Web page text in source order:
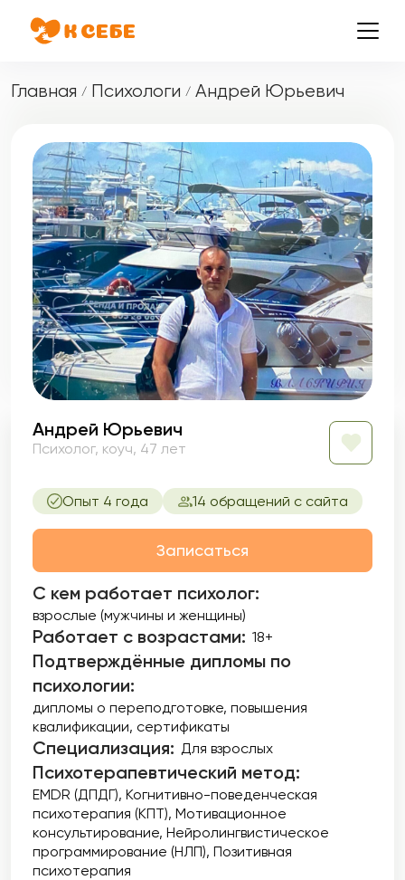
Главная / Психологи / Андрей Юрьевич
Андрей Юрьевич
Психолог, коуч, 47 лет
Опыт 4 года 14 обращений с сайта
Записаться
С кем работает психолог:
взрослые (мужчины и женщины)
Работает с возрастами: 18+
Подтверждённые дипломы по
психологии:
дипломы о переподготовке повышения
квалификации сертификаты
Специализация: Для взрослых
Психотерапевтический метод:
EMDR (ДПДГ) Когнитивно-поведенческая
психотерапия (КПТ) Мотивационное
консультирование Нейролингвистическое
программирование (НЛП) Позитивная
психотерапия